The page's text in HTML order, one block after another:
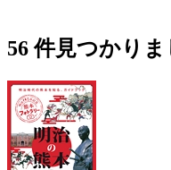
56件見つかりま